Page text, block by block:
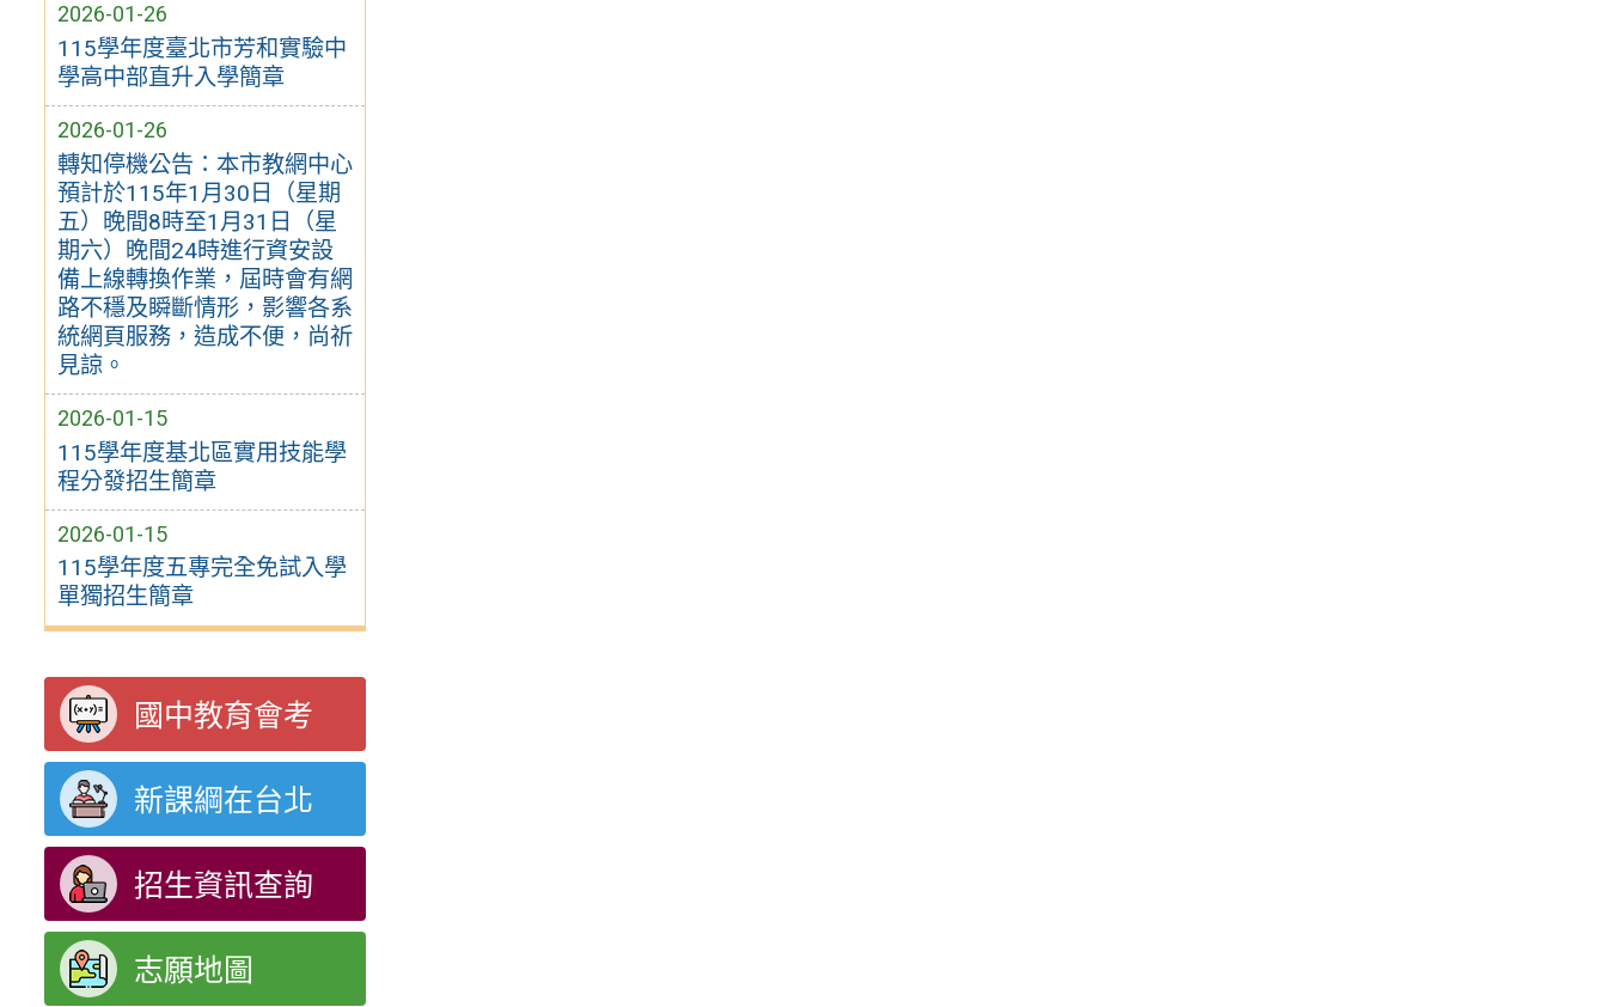
2026-01-26
115學年度臺北市芳和實驗中
學高中部直升入學簡章
2026-01-26
轉知停機公告：本市教網中心
預計於115年1月30日（星期
五）晚間8時至1月31日（星
期六）晚間24時進行資安設
備上線轉換作業，屆時會有網
路不穩及瞬斷情形，影響各系
統網頁服務，造成不便，尚祈
見諒。
2026-01-15
115學年度基北區實用技能學
程分發招生簡章
2026-01-15
115學年度五專完全免試入學
單獨招生簡章
國中教育會考
新課綱在台北
招生資訊查詢
志願地圖